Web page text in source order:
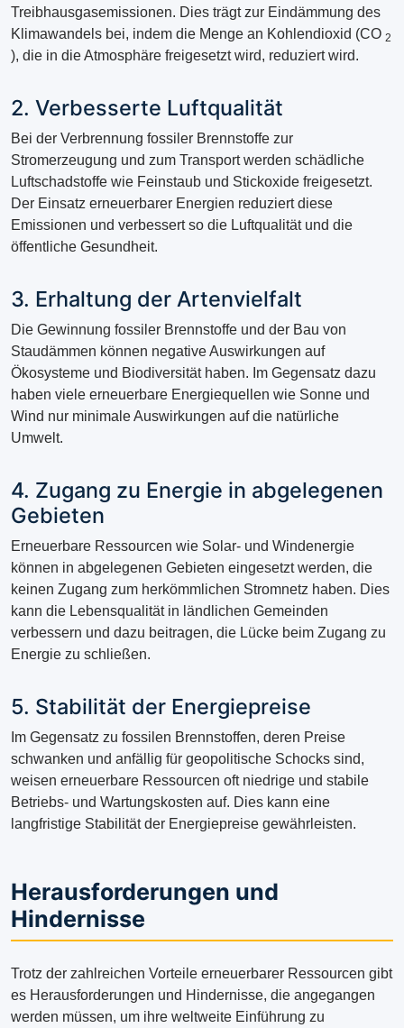
Treibhausgasemissionen. Dies trägt zur Eindämmung des
Klimawandels bei, indem die Menge an Kohlendioxid (CO 2
), die in die Atmosphäre freigesetzt wird, reduziert wird.
2. Verbesserte Luftqualität
Bei der Verbrennung fossiler Brennstoffe zur
Stromerzeugung und zum Transport werden schädliche
Luftschadstoffe wie Feinstaub und Stickoxide freigesetzt.
Der Einsatz erneuerbarer Energien reduziert diese
Emissionen und verbessert so die Luftqualität und die
öffentliche Gesundheit.
3. Erhaltung der Artenvielfalt
Die Gewinnung fossiler Brennstoffe und der Bau von
Staudämmen können negative Auswirkungen auf
Ökosysteme und Biodiversität haben. Im Gegensatz dazu
haben viele erneuerbare Energiequellen wie Sonne und
Wind nur minimale Auswirkungen auf die natürliche
Umwelt.
4. Zugang zu Energie in abgelegenen
Gebieten
Erneuerbare Ressourcen wie Solar- und Windenergie
können in abgelegenen Gebieten eingesetzt werden, die
keinen Zugang zum herkömmlichen Stromnetz haben. Dies
kann die Lebensqualität in ländlichen Gemeinden
verbessern und dazu beitragen, die Lücke beim Zugang zu
Energie zu schließen.
5. Stabilität der Energiepreise
Im Gegensatz zu fossilen Brennstoffen, deren Preise
schwanken und anfällig für geopolitische Schocks sind,
weisen erneuerbare Ressourcen oft niedrige und stabile
Betriebs- und Wartungskosten auf. Dies kann eine
langfristige Stabilität der Energiepreise gewährleisten.
Herausforderungen und
Hindernisse
Trotz der zahlreichen Vorteile erneuerbarer Ressourcen gibt
es Herausforderungen und Hindernisse, die angegangen
werden müssen, um ihre weltweite Einführung zu